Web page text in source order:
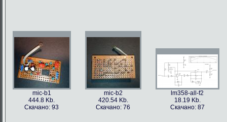
mic-b1
444.8 Kb.
Скачано: 93
mic-b2
420.54 Kb.
Скачано: 76
lm358-all-f2
18.19 Kb.
Скачано: 87